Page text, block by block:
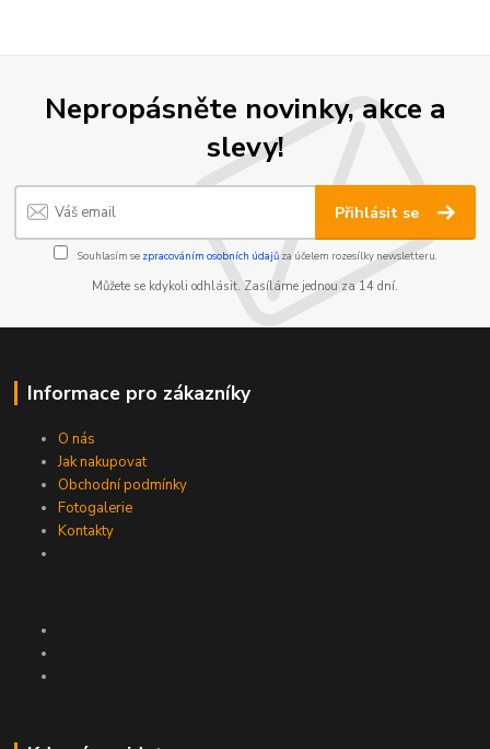
Nepropásněte novinky, akce a
slevy!
Přihlásit se
Souhlasím se zpracováním osobních údajůza účelem rozesílky newsletteru.
Můžete se kdykoli odhlásit. Zasíláme jednou za 14 dní.
Informace pro zákazníky
O nás
Jak nakupovat
Obchodní podmínky
Fotogalerie
Kontakty